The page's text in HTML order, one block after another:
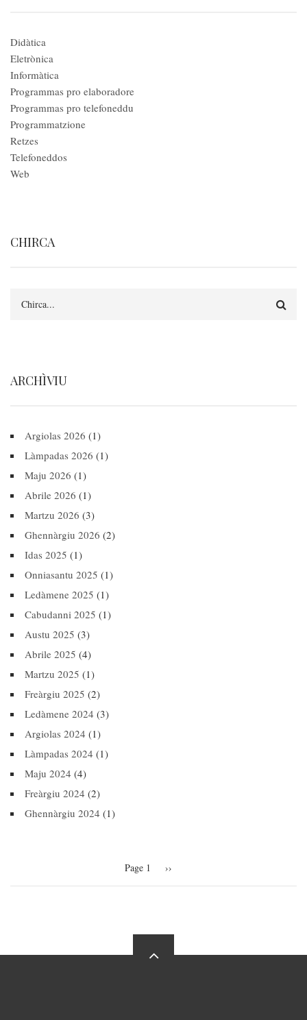
Didàtica
Eletrònica
Informàtica
Programmas pro elaboradore
Programmas pro telefoneddu
Programmatzione
Retzes
Telefoneddos
Web
CHIRCA
ARCHÌVIU
Argiolas 2026 (1)
Làmpadas 2026 (1)
Maju 2026 (1)
Abrile 2026 (1)
Martzu 2026 (3)
Ghennàrgiu 2026 (2)
Idas 2025 (1)
Onniasantu 2025 (1)
Ledàmene 2025 (1)
Cabudanni 2025 (1)
Austu 2025 (3)
Abrile 2025 (4)
Martzu 2025 (1)
Freàrgiu 2025 (2)
Ledàmene 2024 (3)
Argiolas 2024 (1)
Làmpadas 2024 (1)
Maju 2024 (4)
Freàrgiu 2024 (2)
Ghennàrgiu 2024 (1)
Page 1 Next
››